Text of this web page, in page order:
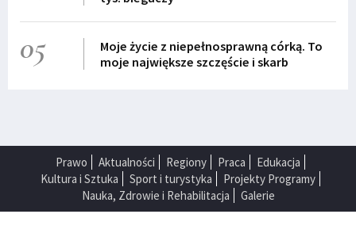
05
Moje życie z niepełnosprawną córką. To
moje największe szczęście i skarb
Prawo Aktualności Regiony Praca
Edukacja
Kultura i Sztuka
Sport i turystyka
Projekty Programy
Nauka, Zdrowie i Rehabilitacja
Galerie